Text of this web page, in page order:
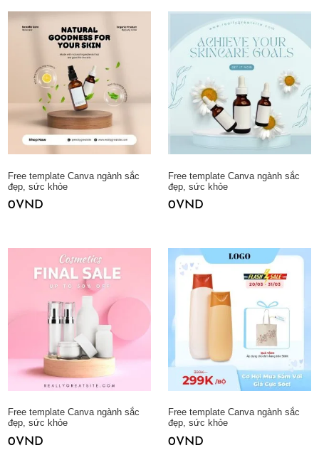
Free template Canva ngành sắc
đẹp, sức khỏe
0VND
Free template Canva ngành sắc
đẹp, sức khỏe
0VND
Free template Canva ngành sắc
đẹp, sức khỏe
0VND
Free template Canva ngành sắc
đẹp, sức khỏe
0VND